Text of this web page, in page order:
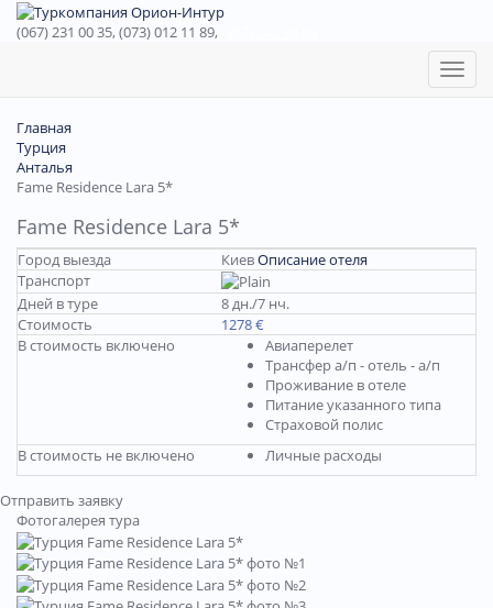
(067) 231 00 35, (073) 012 11 89,
Toggle
Главная
Турция
Анталья
Fame Residence Lara 5*
Fame Residence Lara 5*
Город выезда КиевОписание отеля
Транспорт
Дней в туре
8 дн./7 нч.
Стоимость
1278 €
В стоимость включено
Авиаперелет
Трансфер а/п - отель - а/п
Проживание в отеле
Питание указанного типа
Страховой полис
В стоимость не включено
Личные расходы
Отправить заявку
Фотогалерея тура